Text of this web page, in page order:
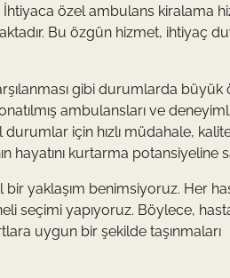
özel ambulans kiralama
Bu özgün hizmet, ihtiyaç
gibi durumlarda büyük
ambulansları ve
için hızlı müdahale,
hayatını kurtarma potansiyeline
yaklaşım benimsiyoruz. Her
seçimi yapıyoruz. Böylece,
uygun bir şekilde taşınmaları